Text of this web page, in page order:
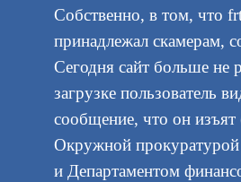
Собственно, в том, что
принадлежал скамерам,
Сегодня сайт больше не
загрузке пользователь
сообщение, что он изъят
Окружной прокуратурой
и Департаментом